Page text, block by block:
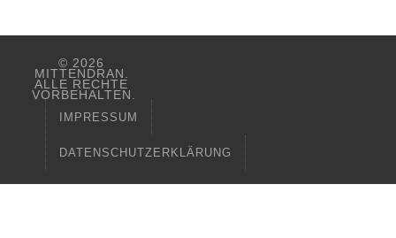
© 2026
MITTENDRAN.
ALLE RECHTE
VORBEHALTEN.
IMPRESSUM
DATENSCHUTZERKLÄRUNG